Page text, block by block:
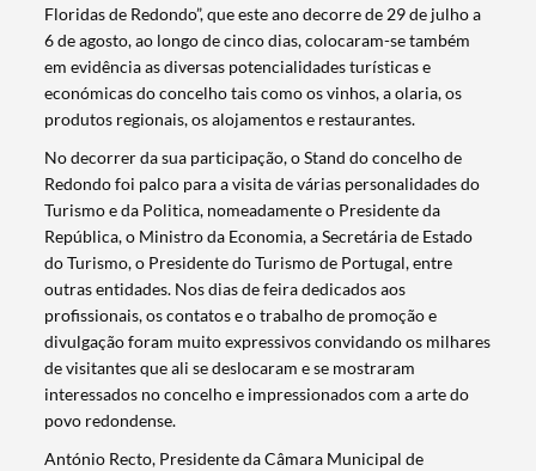
Floridas de Redondo”, que este ano decorre de 29 de julho a
6 de agosto, ao longo de cinco dias, colocaram-se também
em evidência as diversas potencialidades turísticas e
económicas do concelho tais como os vinhos, a olaria, os
produtos regionais, os alojamentos e restaurantes.
No decorrer da sua participação, o Stand do concelho de
Redondo foi palco para a visita de várias personalidades do
Turismo e da Politica, nomeadamente o Presidente da
República, o Ministro da Economia, a Secretária de Estado
do Turismo, o Presidente do Turismo de Portugal, entre
outras entidades. Nos dias de feira dedicados aos
profissionais, os contatos e o trabalho de promoção e
divulgação foram muito expressivos convidando os milhares
de visitantes que ali se deslocaram e se mostraram
interessados no concelho e impressionados com a arte do
povo redondense.
António Recto, Presidente da Câmara Municipal de